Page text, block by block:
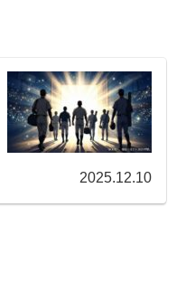
2025.12.10